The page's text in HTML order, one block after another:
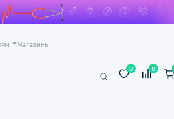
Магазины
0 0